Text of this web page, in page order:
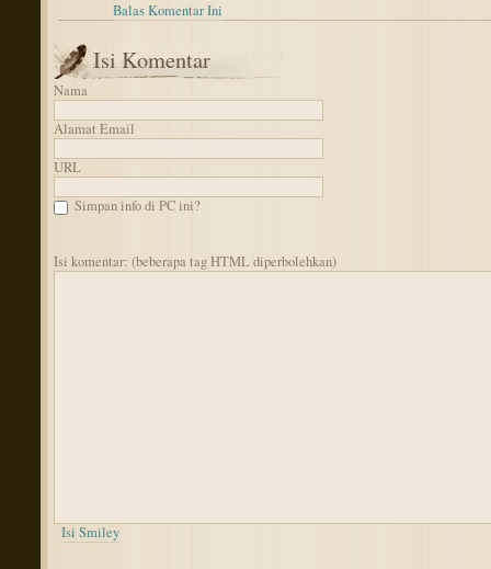
Balas Komentar Ini
Isi Komentar
Nama
Alamat Email
URL
Simpan info di PC ini?
Isi komentar: (beberapa tag HTML diperbolehkan)
Isi Smiley